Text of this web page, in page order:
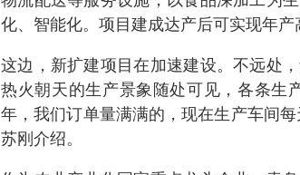
化、智能化。项目建成达产后可实现年产
这边，新扩建项目在加速建设。不远处
热火朝天的生产景象随处可见，各条生
年，我们订单量满满的，现在生产车间
苏刚介绍。